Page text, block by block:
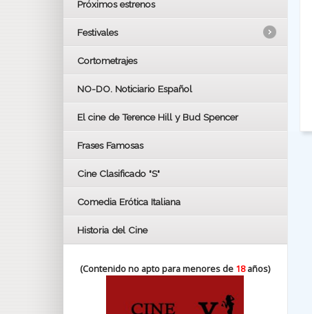
Próximos estrenos
Festivales
LOS OSCARS
BAFTA
Cortometrajes
NO-DO. Noticiario Español
El cine de Terence Hill y Bud Spencer
Frases Famosas
Cine Clasificado "S"
Comedia Erótica Italiana
Historia del Cine
(Contenido no apto para menores de 18años)